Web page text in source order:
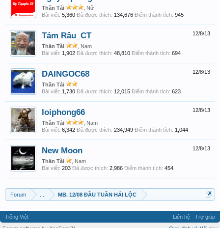
Thần Tài
, Nữ
Bài viết: 5,360 Đã được thích: 134,676 Điểm thành tích: 945
12/8/13
Tám Râu_CT
Thần Tài
, Nam
Bài viết: 1,902 Đã được thích: 48,810 Điểm thành tích: 694
12/8/13
DAINGOC68
Thần Tài
Bài viết: 1,730 Đã được thích: 12,015 Điểm thành tích: 623
12/8/13
loiphong66
Thần Tài
, Nam
Bài viết: 6,342 Đã được thích: 234,949 Điểm thành tích: 1,044
12/8/13
New Moon
Thần Tài
, Nam
Bài viết: 203 Đã được thích: 2,986 Điểm thành tích: 454
Forum MB. 12/08 ĐẦU TUẦN HÁI LỘC
Tiếng Việt Liên hệ
Trợ giúp